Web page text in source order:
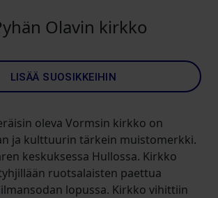
Olavin kirkko
LISÄÄ SUOSIKKEIHIN
oleva Vormsin kirkko on
ja kulttuurin tärkein muistomerkki.
keskuksessa Hullossa. Kirkko
ruotsalaisten paettua
lopussa. Kirkko vihittiin